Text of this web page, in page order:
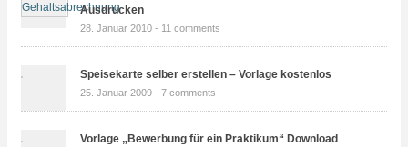
Ausdrucken
28. Januar 2010 - 11 comments
Speisekarte selber erstellen – Vorlage kostenlos
25. Januar 2009 - 7 comments
Vorlage „Bewerbung für ein Praktikum“ Download